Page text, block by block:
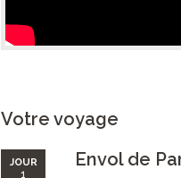
Votre voyage
JOUR
1
Envol de